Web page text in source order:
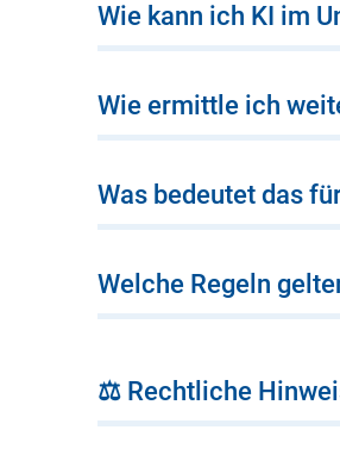
Wie kann ich KI im
Wie ermittle ich
Was bedeutet das
Welche Regeln
⚖️ Rechtliche